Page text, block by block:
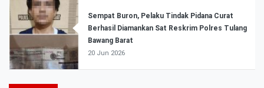
Sempat Buron, Pelaku Tindak Pidana Curat
Berhasil Diamankan Sat Reskrim Polres Tulang
Bawang Barat
20 Jun 2026